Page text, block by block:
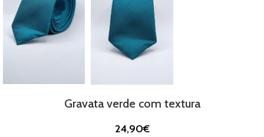
Gravata verde com textura
24,90€